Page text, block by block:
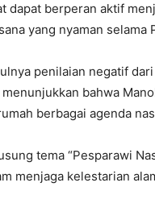
dapat berperan aktif
yang nyaman
penilaian negatif
bahwa
berbagai agenda
tema “Pesparawi
menjaga kelestarian